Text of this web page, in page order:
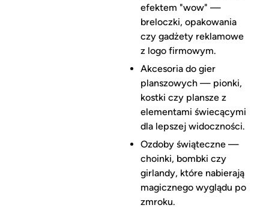
efektem "wow" —
breloczki, opakowania
czy gadżety reklamowe
z logo firmowym.
Akcesoria do gier
planszowych — pionki,
kostki czy plansze z
elementami świecącymi
dla lepszej widoczności.
Ozdoby świąteczne —
choinki, bombki czy
girlandy, które nabierają
magicznego wyglądu po
zmroku.